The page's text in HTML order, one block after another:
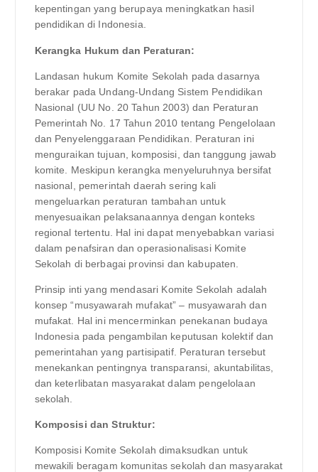
kepentingan yang berupaya meningkatkan hasil
pendidikan di Indonesia.
Kerangka Hukum dan Peraturan:
Landasan hukum Komite Sekolah pada dasarnya
berakar pada Undang-Undang Sistem Pendidikan
Nasional (UU No. 20 Tahun 2003) dan Peraturan
Pemerintah No. 17 Tahun 2010 tentang Pengelolaan
dan Penyelenggaraan Pendidikan. Peraturan ini
menguraikan tujuan, komposisi, dan tanggung jawab
komite. Meskipun kerangka menyeluruhnya bersifat
nasional, pemerintah daerah sering kali
mengeluarkan peraturan tambahan untuk
menyesuaikan pelaksanaannya dengan konteks
regional tertentu. Hal ini dapat menyebabkan variasi
dalam penafsiran dan operasionalisasi Komite
Sekolah di berbagai provinsi dan kabupaten.
Prinsip inti yang mendasari Komite Sekolah adalah
konsep “musyawarah mufakat” – musyawarah dan
mufakat. Hal ini mencerminkan penekanan budaya
Indonesia pada pengambilan keputusan kolektif dan
pemerintahan yang partisipatif. Peraturan tersebut
menekankan pentingnya transparansi, akuntabilitas,
dan keterlibatan masyarakat dalam pengelolaan
sekolah.
Komposisi dan Struktur:
Komposisi Komite Sekolah dimaksudkan untuk
mewakili beragam komunitas sekolah dan masyarakat